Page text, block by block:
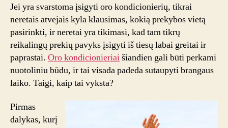
Jei yra svarstoma įsigyti oro kondicionierių, tikrai
neretais atvejais kyla klausimas, kokią prekybos vietą
pasirinkti, ir neretai yra tikimasi, kad tam tikrų
reikalingų prekių pavyks įsigyti iš tiesų labai greitai ir
paprastai. Oro kondicionieriaišiandien gali būti perkami
nuotoliniu būdu, ir tai visada padeda sutaupyti brangaus
laiko. Taigi, kaip tai vyksta?
Pirmas
dalykas, kurį